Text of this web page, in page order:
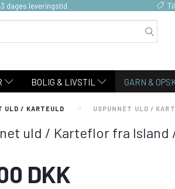
3 dages leveringstid
BOLIG & LIVSTIL GARN &
ULD / KARTEULD USPUNNET ULD /
uld / Karteflor fra Island
DKK